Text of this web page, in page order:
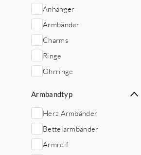
Anhänger
Armbänder
Charms
Ringe
Ohrringe
Armbandtyp
Herz Armbänder
Bettelarmbänder
Armreif